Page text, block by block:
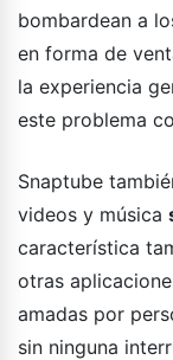
bombardean a
en forma de
la experiencia
este problema
Snaptube
videos y música
característica
otras
amadas por
sin ninguna